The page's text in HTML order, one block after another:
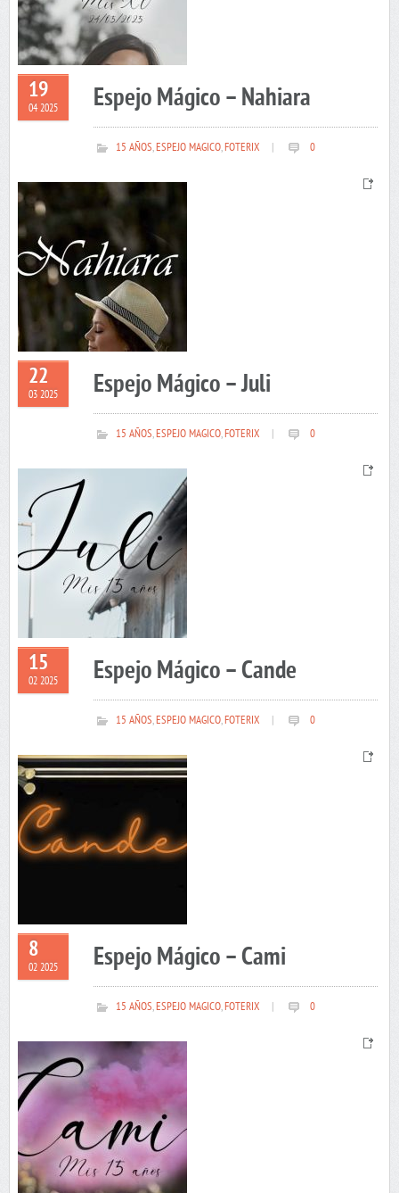
19
04 2025 Espejo Mágico – Nahiara
15 AÑOS,ESPEJO MAGICO,FOTERIX 0
22
03 2025 Espejo Mágico – Juli
15 AÑOS,ESPEJO MAGICO,FOTERIX 0
15
02 2025 Espejo Mágico – Cande
15 AÑOS,ESPEJO MAGICO,FOTERIX 0
8
02 2025 Espejo Mágico – Cami
15 AÑOS,ESPEJO MAGICO,FOTERIX 0